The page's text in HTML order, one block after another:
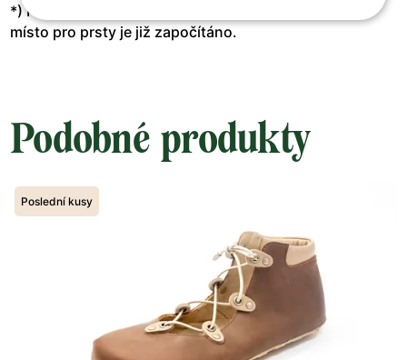
*) Prosím nepřidávejte žádné další milimetry, extra
místo pro prsty je již započítáno.
Podobné produkty
Poslední kusy